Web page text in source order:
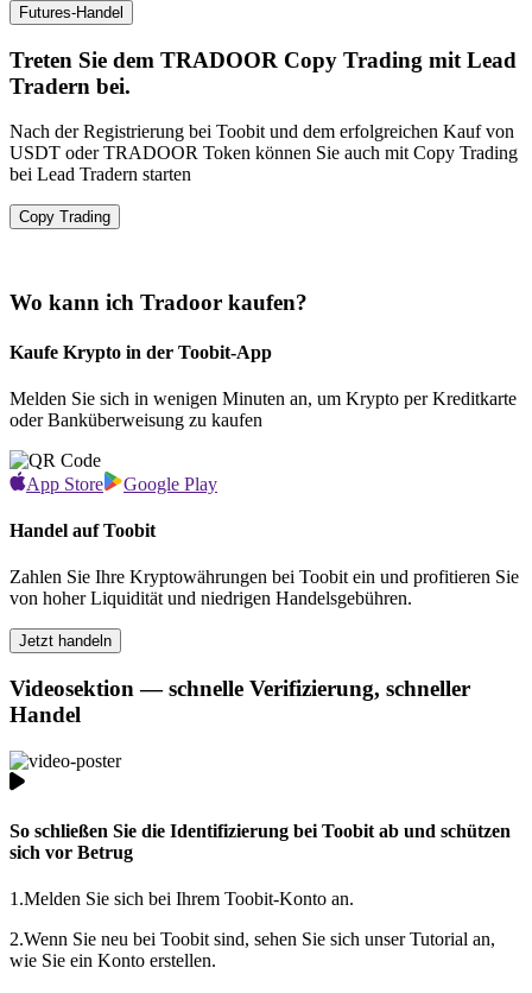
Futures-Handel
Treten Sie dem TRADOOR Copy Trading mit Lead
Tradern bei.
Nach der Registrierung bei Toobit und dem erfolgreichen Kauf von
USDT oder TRADOOR Token können Sie auch mit Copy Trading
bei Lead Tradern starten
Copy Trading
Wo kann ich Tradoor kaufen?
Kaufe Krypto in der Toobit-App
Melden Sie sich in wenigen Minuten an, um Krypto per Kreditkarte
oder Banküberweisung zu kaufen
App Store Google Play
Handel auf Toobit
Zahlen Sie Ihre Kryptowährungen bei Toobit ein und profitieren Sie
von hoher Liquidität und niedrigen Handelsgebühren.
Jetzt handeln
Videosektion — schnelle Verifizierung, schneller
Handel
So schließen Sie die Identifizierung bei Toobit ab und schützen
sich vor Betrug
1.Melden Sie sich bei Ihrem Toobit-Konto an.
2.Wenn Sie neu bei Toobit sind, sehen Sie sich unser Tutorial an,
wie Sie ein Konto erstellen.